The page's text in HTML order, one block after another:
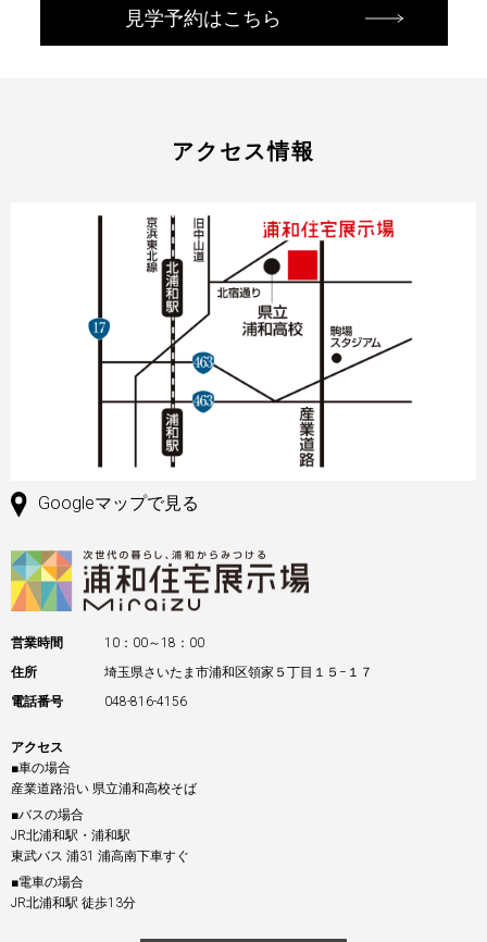
見学予約はこちら
アクセス情報
Googleマップで見る
営業時間
10：00～18：00
住所
埼玉県さいたま市浦和区領家５丁目１５−１７
電話番号
048-816-4156
アクセス
■車の場合
産業道路沿い 県立浦和高校そば
■バスの場合
JR北浦和駅・浦和駅
東武バス 浦31 浦高南下車すぐ
■電車の場合
JR北浦和駅 徒歩13分